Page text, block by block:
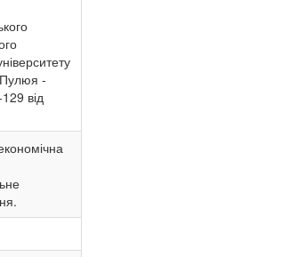
Пулюя -
від